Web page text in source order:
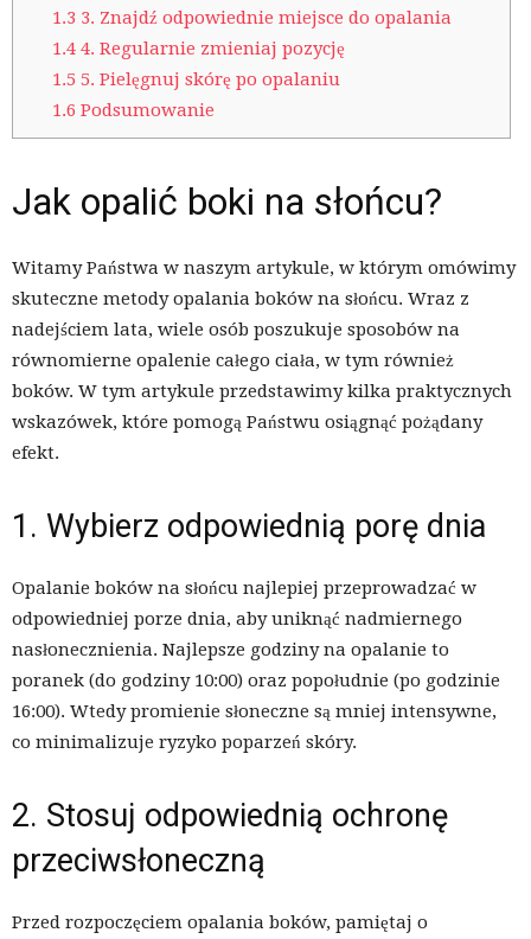
1.3 3. Znajdź odpowiednie miejsce do opalania
1.44. Regularnie zmieniaj pozycję
1.5 5. Pielęgnuj skórę po opalaniu
1.6 Podsumowanie
Jak opalić boki na słońcu?
Witamy Państwa w naszym artykule, w którym omówimy
skuteczne metody opalania boków na słońcu. Wraz z
nadejściem lata, wiele osób poszukuje sposobów na
równomierne opalenie całego ciała, w tym również
boków. W tym artykule przedstawimy kilka praktycznych
wskazówek, które pomogą Państwu osiągnąć pożądany
efekt.
1. Wybierz odpowiednią porę dnia
Opalanie boków na słońcu najlepiej przeprowadzać w
odpowiedniej porze dnia, aby uniknąć nadmiernego
nasłonecznienia. Najlepsze godziny na opalanie to
poranek (do godziny 10:00) oraz popołudnie (po godzinie
16:00). Wtedy promienie słoneczne są mniej intensywne,
co minimalizuje ryzyko poparzeń skóry.
2. Stosuj odpowiednią ochronę
przeciwsłoneczną
Przed rozpoczęciem opalania boków, pamiętaj o